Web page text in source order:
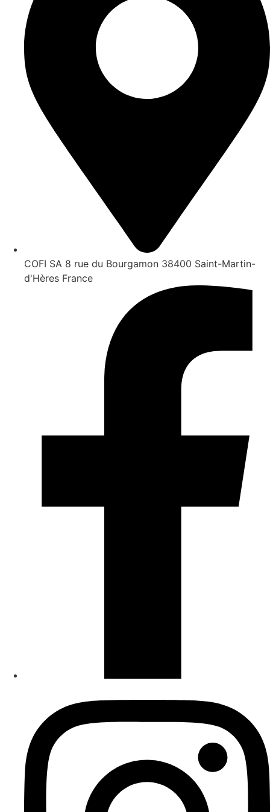
COFI SA 8 rue du Bourgamon 38400 Saint-Martin-
d'Hères France